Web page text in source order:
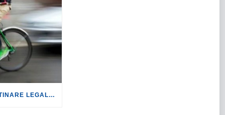
FOOD DELIVERY: RIPRISTINARE LEGALITÀ E DIGNITÀ NEL SETTORE.